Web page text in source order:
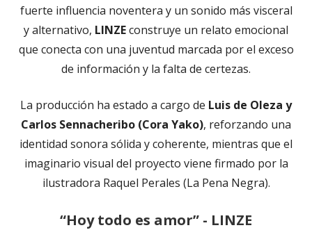
fuerte influencia noventera y un sonido más visceral
y alternativo, LINZEconstruye un relato emocional
que conecta con una juventud marcada por el exceso
de información y la falta de certezas.
La producción ha estado a cargo de Luis de Oleza y
Carlos Sennacheribo (Cora Yako), reforzando una
identidad sonora sólida y coherente, mientras que el
imaginario visual del proyecto viene firmado por la
ilustradora Raquel Perales (La Pena Negra).
“Hoy todo es amor” - LINZE